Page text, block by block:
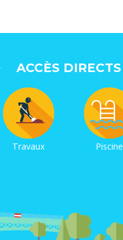
ACCÈS DIRECTS
Travaux Piscine